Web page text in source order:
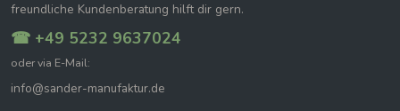
freundliche Kundenberatung hilft dir gern.
☎ +49 5232 9637024
oder via E-Mail:
info@sander-manufaktur.de